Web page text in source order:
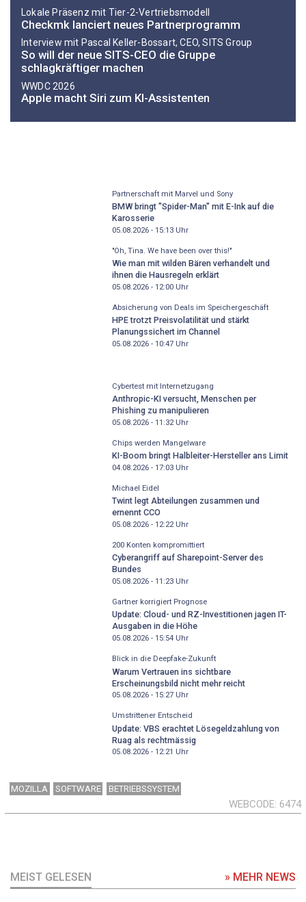
Lokale Präsenz mit Tier-2-Vertriebsmodell
Checkmk lanciert neues Partnerprogramm
Interview mit Pascal Keller-Bossart, CEO, SITS Group
So will der neue SITS-CEO die Gruppe
schlagkräftiger machen
WWDC 2026
Apple macht Siri zum KI-Assistenten
Partnerschaft mit Marvel und Sony
BMW bringt "Spider-Man" mit E-Ink auf die
Karosserie
05.08.2026 - 15:13Uhr
"Oh, Tina. We have been over this!"
Wie man mit wilden Bären verhandelt und
ihnen die Hausregeln erklärt
05.08.2026 - 12:00Uhr
Absicherung von Deals im Speichergeschäft
HPE trotzt Preisvolatilität und stärkt
Planungssichert im Channel
05.08.2026 - 10:47Uhr
Cybertest mit Internetzugang
Anthropic-KI versucht, Menschen per
Phishing zu manipulieren
05.08.2026 - 11:32Uhr
Chips werden Mangelware
KI-Boom bringt Halbleiter-Hersteller ans Limit
04.08.2026 - 17:03Uhr
Michael Eidel
Twint legt Abteilungen zusammen und
ernennt CCO
05.08.2026 - 12:22Uhr
200 Konten kompromittiert
Cyberangriff auf Sharepoint-Server des
Bundes
05.08.2026 - 11:23Uhr
Gartner korrigiert Prognose
Update: Cloud- und RZ-Investitionen jagen IT-
Ausgaben in die Höhe
05.08.2026 - 15:54Uhr
Blick in die Deepfake-Zukunft
Warum Vertrauen ins sichtbare
Erscheinungsbild nicht mehr reicht
05.08.2026 - 15:27Uhr
Umstrittener Entscheid
Update: VBS erachtet Lösegeldzahlung von
Ruag als rechtmässig
05.08.2026 - 12:21 Uhr
MOZILLA SOFTWARE BETRIEBSSYSTEM
WEBCODE 6474
MEIST GELESEN » MEHR NEWS